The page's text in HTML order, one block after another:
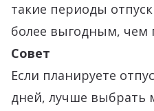
такие периоды
более выгодным, чем
Совет
Если планируете
дней, лучше выбрать